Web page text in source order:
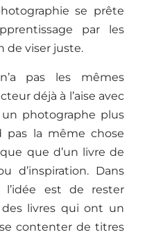
se prête
par les
de viser juste.
pas les mêmes
déjà à l’aise avec
photographe plus
pas la même chose
que d’un livre de
d’inspiration. Dans
l’idée est de rester
livres qui ont un
contenter de titres